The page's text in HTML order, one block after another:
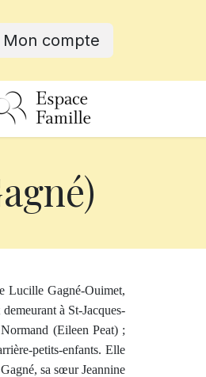
Mon compte
Lucille Gagné-Ouimet,
à St-Jacques-
(Eileen Peat) ;
petits-enfants. Elle
sa sœur Jeannine